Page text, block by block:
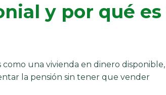
y por qué es
una vivienda en dinero disponible,
la pensión sin tener que vender